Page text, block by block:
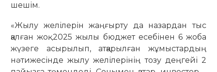
шешім.
«Жылу желілерін жаңғырту да назардан тыс
қалған жоқ. 2025 жылы бюджет есебінен 6 жоба
жүзеге асырылып, атқарылған жұмыстардың
нәтижесінде жылу желілерінің тозу деңгейі 2